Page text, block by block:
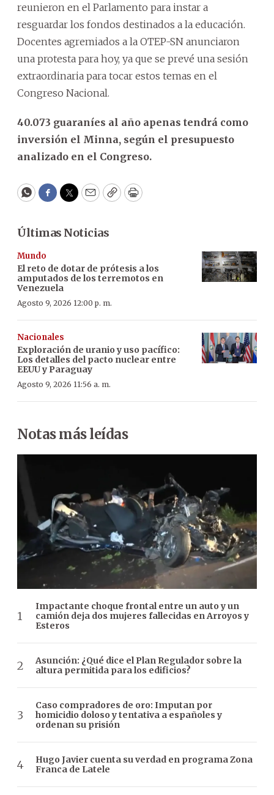
reunieron en el Parlamento para instar a
resguardar los fondos destinados a la educación.
Docentes agremiados a la OTEP-SN anunciaron
una protesta para hoy, ya que se prevé una sesión
extraordinaria para tocar estos temas en el
Congreso Nacional.
40.073 guaraníes al año apenas tendrá como
inversión el Minna, según el presupuesto
analizado en el Congreso.
WhatsApp
Facebook
Twitter
EmailCopyPrint
Últimas Noticias
Mundo
El reto de dotar de prótesis a los
amputados de los terremotos en
Venezuela
Agosto 9, 2026 12:00 p. m.
Nacionales
Exploración de uranio y uso pacífico:
Los detalles del pacto nuclear entre
EEUU y Paraguay
Agosto 9, 2026 11:56 a. m.
Notas más leídas
Impactante choque frontal entre un auto y un
camión deja dos mujeres fallecidas en Arroyos y
Esteros
Asunción: ¿Qué dice el Plan Regulador sobre la
altura permitida para los edificios?
Caso compradores de oro: Imputan por
homicidio doloso y tentativa a españoles y
ordenan su prisión
Hugo Javier cuenta su verdad en programa Zona
Franca de Latele